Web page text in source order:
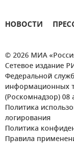
НОВОСТИ
© 2026 МИА
Сетевое издание
Федеральной
информационных
(Роскомнадзор) 08
Политика
логирования
Политика
Правила